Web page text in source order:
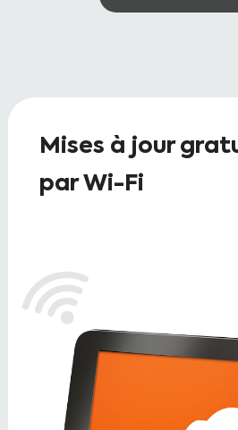
Mises à jour
par Wi-Fi